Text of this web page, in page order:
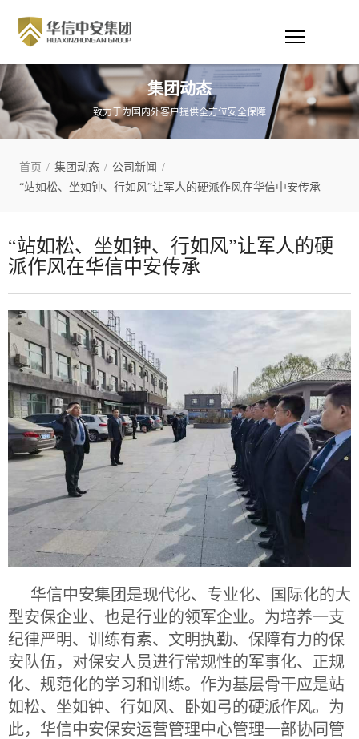
集团动态
致力于为国内外客户提供全方位安全保障
首页 / 集团动态 / 公司新闻 /
“站如松、坐如钟、行如风”让军人的硬派作风在华信中安传承
“站如松、坐如钟、行如风”让军人的硬
派作风在华信中安传承
华信中安集团是现代化、专业化、国际化的大
型安保企业、也是行业的领军企业。为培养一支
纪律严明、训练有素、文明执勤、保障有力的保
安队伍，对保安人员进行常规性的军事化、正规
化、规范化的学习和训练。作为基层骨干应是站
如松、坐如钟、行如风、卧如弓的硬派作风。为
此，华信中安保安运营管理中心管理一部协同管